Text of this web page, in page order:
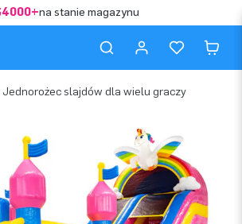
4000+na stanie magazynu
Jednorożec slajdów dla wielu graczy